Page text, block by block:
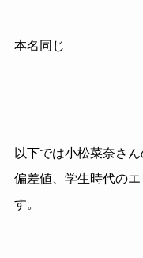
本名同じ
以下では小松菜奈さ
偏差値、学生時代の
す。